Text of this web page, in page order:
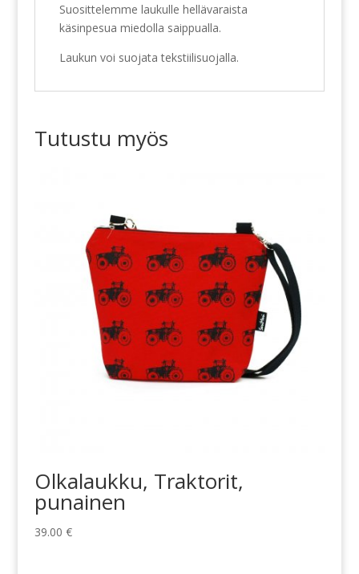
Suosittelemme laukulle hellävaraista
käsinpesua miedolla saippualla.
Laukun voi suojata tekstiilisuojalla.
Tutustu myös
Olkalaukku, Traktorit,
punainen
39.00 €